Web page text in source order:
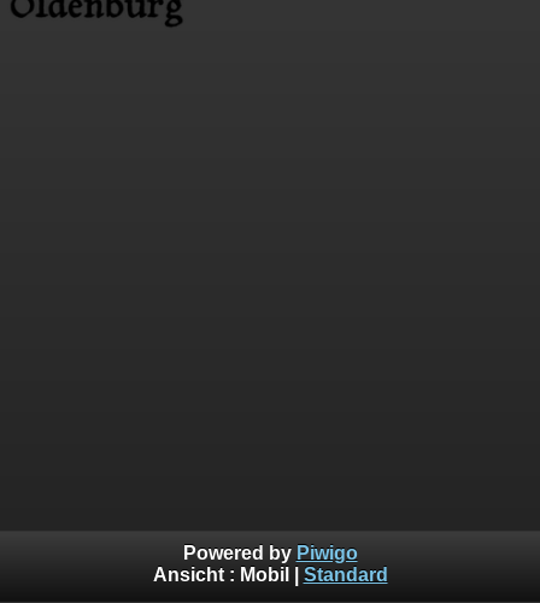
Powered by Piwigo
Ansicht : Mobil Standard